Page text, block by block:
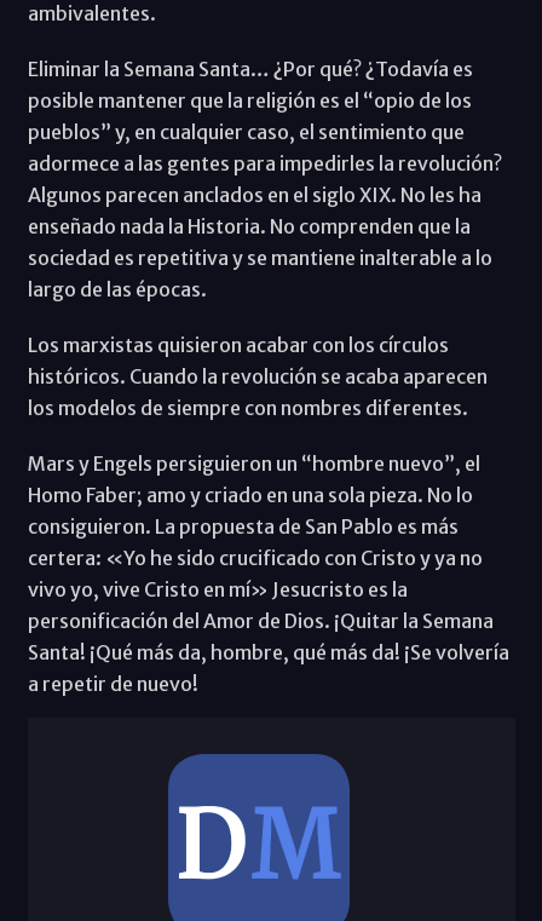
ambivalentes.
Eliminar la Semana Santa… ¿Por qué? ¿Todavía es
posible mantener que la religión es el “opio de los
pueblos” y, en cualquier caso, el sentimiento que
adormece a las gentes para impedirles la revolución?
Algunos parecen anclados en el siglo XIX. No les ha
enseñado nada la Historia. No comprenden que la
sociedad es repetitiva y se mantiene inalterable a lo
largo de las épocas.
Los marxistas quisieron acabar con los círculos
históricos. Cuando la revolución se acaba aparecen
los modelos de siempre con nombres diferentes.
Mars y Engels persiguieron un “hombre nuevo”, el
Homo Faber; amo y criado en una sola pieza. No lo
consiguieron. La propuesta de San Pablo es más
certera: «Yo he sido crucificado con Cristo y ya no
vivo yo, vive Cristo en mí» Jesucristo es la
personificación del Amor de Dios. ¡Quitar la Semana
Santa! ¡Qué más da, hombre, qué más da! ¡Se volvería
a repetir de nuevo!